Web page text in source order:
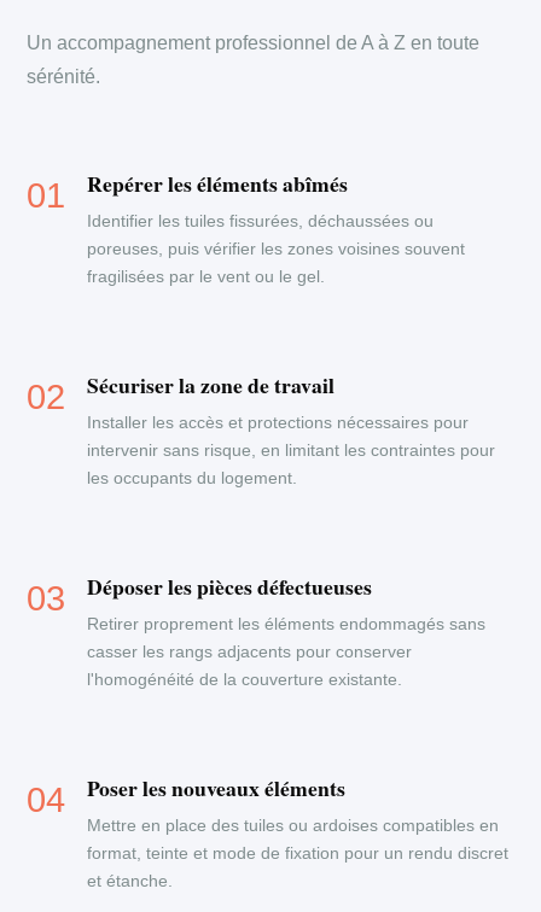
Un accompagnement professionnel de A à Z en toute
sérénité.
Repérer les éléments abîmés
Identifier les tuiles fissurées, déchaussées ou
poreuses, puis vérifier les zones voisines souvent
fragilisées par le vent ou le gel.
Sécuriser la zone de travail
Installer les accès et protections nécessaires pour
intervenir sans risque, en limitant les contraintes pour
les occupants du logement.
Déposer les pièces défectueuses
Retirer proprement les éléments endommagés sans
casser les rangs adjacents pour conserver
l'homogénéité de la couverture existante.
Poser les nouveaux éléments
Mettre en place des tuiles ou ardoises compatibles en
format, teinte et mode de fixation pour un rendu discret
et étanche.